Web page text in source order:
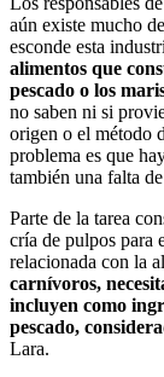
aún existe mucho
esconde esta
alimentos que
pescado o los
no saben ni si
origen o el método
problema es que
también una falta
Parte de la tarea
cría de pulpos para
relacionada con la
carnívoros,
incluyen como
pescado,
Lara.